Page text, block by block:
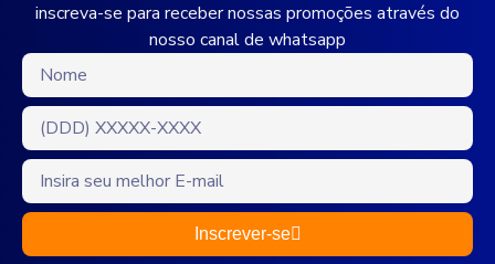
inscreva-se para receber nossas promoções através do
nosso canal de whatsapp
Inscrever-se